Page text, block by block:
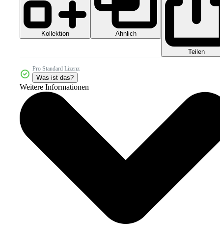
Kollektion Ähnlich
Teilen
Pro Standard Lizenz
Was ist das?
Weitere Informationen